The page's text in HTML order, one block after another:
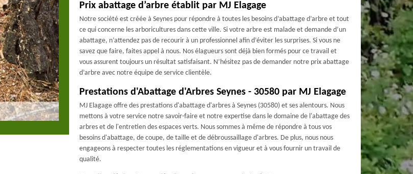
Prix abattage d’arbre établit par MJ Elagage
Notre société est créée à Seynes pour répondre à toutes les besoins d’abattage d’arbre et tout
ce qui concerne les arboricultures dans cette ville. Si votre arbre est malade et demande d’un
abattage, n’attendez pas de recourir à un professionnel afin d’éviter les surprises. Si vous ne
savez que faire, faites appel à nous. Nos élagueurs sont déjà bien formés pour ce travail et
vous assurent toujours un résultat satisfaisant. N’hésitez pas de demander notre prix abattage
d’arbre avec notre équipe de service clientèle.
Prestations d'Abattage d'Arbres Seynes - 30580 par MJ Elagage
MJ Elagage offre des prestations d'abattage d'arbres à Seynes (30580) et ses alentours. Nous
mettons à votre service notre savoir-faire et notre expertise dans le domaine de l'abattage des
arbres et de l'entretien des espaces verts. Nous sommes à même de répondre à tous vos
besoins d'abattage, de coupe, de taille et de débroussaillage d'arbres. De plus, nous nous
engageons à respecter toutes les réglementations en vigueur et à vous fournir un travail de
qualité.